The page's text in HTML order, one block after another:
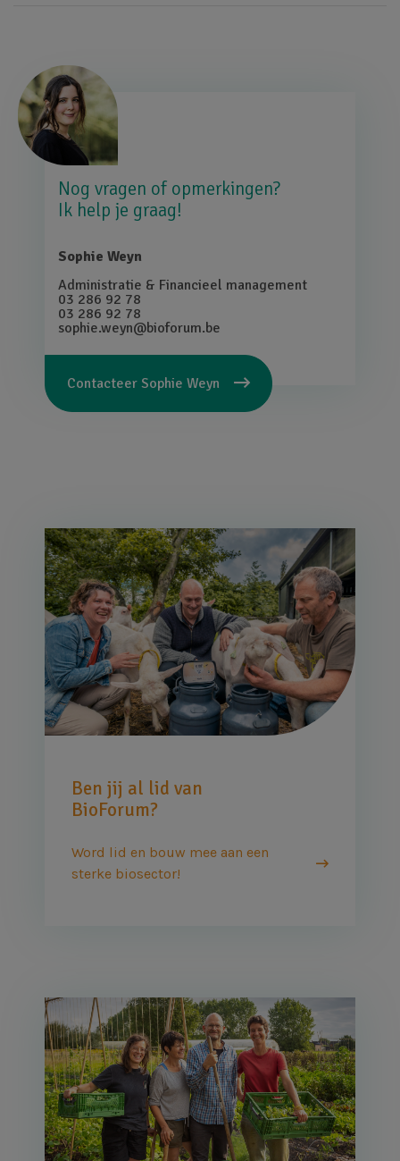
Afbeelding
Ben jij al lid van
BioForum?
Word lid en bouw mee aan een
sterke biosector!
Afbeelding
Afbeelding
Nog vragen of opmerkingen?
Ik help je graag!
Sophie Weyn
Administratie & Financieel management
03 286 92 78
03 286 92 78
sophie.weyn@bioforum.be
Contacteer Sophie Weyn